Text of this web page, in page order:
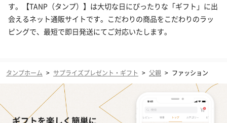
す。【TANP（タンプ）】は大切な日にぴったりな「ギフト」に出
会えるネット通販サイトです。こだわりの商品をこだわりのラッ
ピングで、最短で即日発送にてご対応いたします。
タンプホーム > サプライズプレゼント・ギフト > 父親 > ファッション